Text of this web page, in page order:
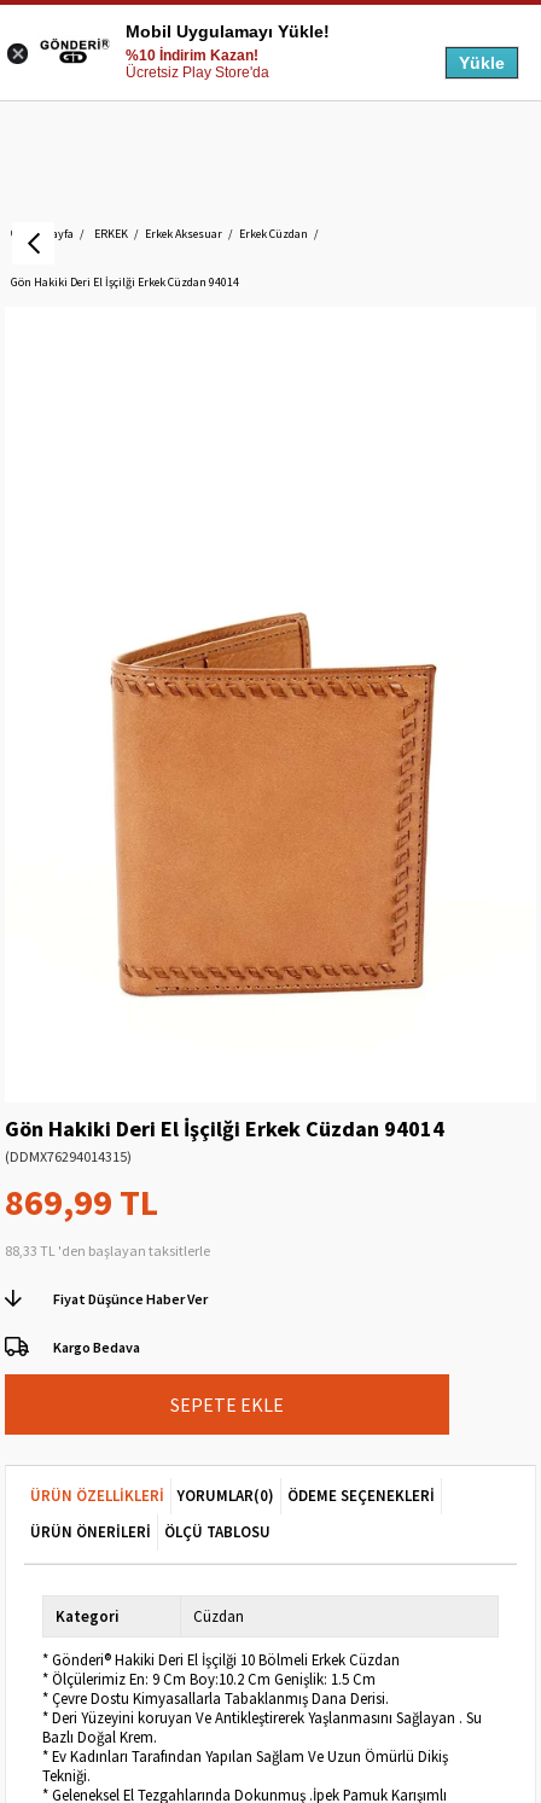
Anasayfa ERKEK Erkek Aksesuar Erkek Cüzdan
Gön Hakiki Deri El İşçilği Erkek Cüzdan 94014
Gön Hakiki Deri El İşçilği Erkek Cüzdan 94014
(DDMX76294014315)
869,99 TL
88,33 TL 'den başlayan taksitlerle
Fiyat Düşünce Haber Ver
Kargo Bedava
ÜRÜN ÖZELLIKLERI YORUMLAR(0)
ÖDEME SEÇENEKLERI
ÜRÜN ÖNERILERI
ÖLÇÜ TABLOSU
Kategori Cüzdan
* Gönderi® Hakiki Deri El İşçilği 10 Bölmeli Erkek Cüzdan
* Ölçülerimiz En: 9 Cm Boy:10.2 Cm Genişlik: 1.5 Cm
* Çevre Dostu Kimyasallarla Tabaklanmış Dana Derisi.
* Deri Yüzeyini koruyan Ve Antikleştirerek Yaşlanmasını Sağlayan . Su
Bazlı Doğal Krem.
* Ev Kadınları Tarafından Yapılan Sağlam Ve Uzun Ömürlü Dikiş
Tekniği.
* Geleneksel El Tezgahlarında Dokunmuş .İpek Pamuk Karışımlı
Mobil Uygulamayı Yükle!
%10 İndirim Kazan!
Ücretsiz Play Store'da
Yükle